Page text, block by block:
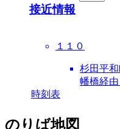
接近情報
１１０
杉田平
幡橋経由
時刻表
のりば地図